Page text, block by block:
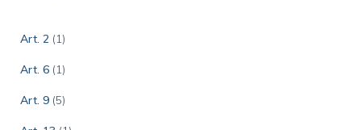
Art. 2 (1)
Art. 6 (1)
Art. 9 (5)